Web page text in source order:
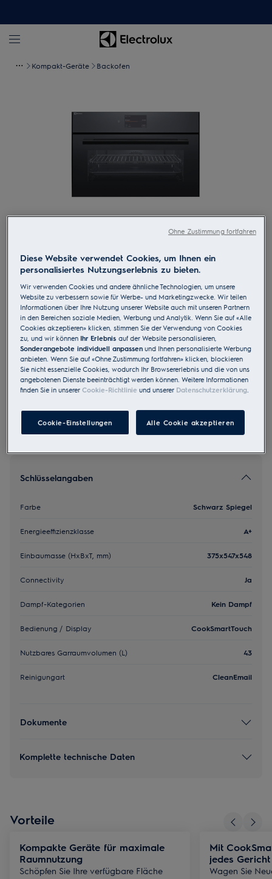
Kompakt-Geräte Backofen
Zum Vergrössern tippen
EB3GL4SP
Einbaubackofen Compact SMS
Schwarz Spiegel
4.6 (175)
EU Produkt Fiche
CHF 2’200.00
UVP inkl. MwSt CHF (exkl. vRB)
Schlüsselangaben
Farbe Schwarz Spiegel
Energieeffizienzklasse A+
Einbaumasse (HxBxT, mm) 375x547x548
Connectivity Ja
Dampf-Kategorien Kein Dampf
Bedienung / Display CookSmartTouch
Nutzbares Garraumvolumen (L) 43
Reinigungart CleanEmail
Dokumente
Komplette technische Daten
Vorteile
Kompakte Geräte für maximale
Raumnutzung
Schöpfen Sie Ihre verfügbare Fläche
Mit
jedes
Wagen Sie
Diese Website verwendet Cookies, um Ihnen ein
personalisiertes Nutzungserlebnis zu bieten.
Wir verwenden Cookies und andere ähnliche Technologien, um unsere
Website zu verbessern sowie für Werbe- und Marketingzwecke. Wir teilen
Informationen über Ihre Nutzung unserer Website auch mit unseren Partnern
in den Bereichen soziale Medien, Werbung und Analytik. Wenn Sie auf «Alle
Cookies akzeptieren» klicken, stimmen Sie der Verwendung von Cookies
zu, und wir können Ihr Erlebnisauf der Website personalisieren,
Sonderangebote individuell anpassen und Ihnen personalisierte Werbung
anbieten. Wenn Sie auf «Ohne Zustimmung fortfahren» klicken, blockieren
Sie nicht essenzielle Cookies, wodurch Ihr Browsererlebnis und die von uns
angebotenen Dienste beeinträchtigt werden können. Weitere Informationen
finden Sie in unsererCookie-Richtlinie und unserer Datenschutzerklärung.
Cookie-Einstellungen Alle Cookie akzeptieren
Ohne Zustimmung fortfahren